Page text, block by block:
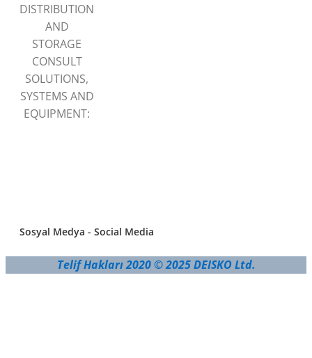
DISTRIBUTION
AND
STORAGE
CONSULT
SOLUTIONS,
SYSTEMS AND
EQUIPMENT:
Sosyal Medya - Social Media
Telif Hakları 2020 © 2025 DEISKO Ltd.